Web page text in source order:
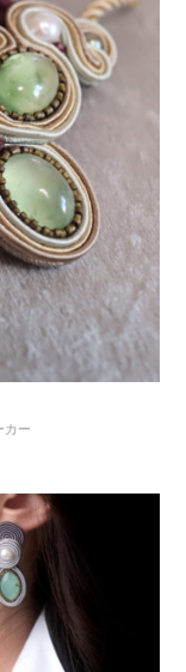
カー